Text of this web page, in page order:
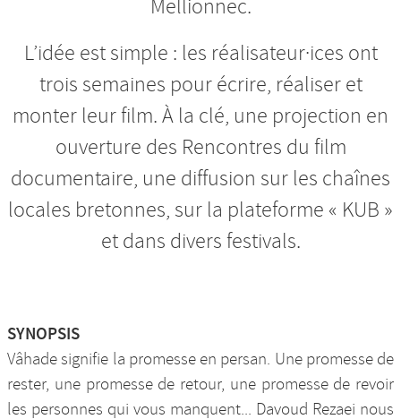
Mellionnec.
L’idée est simple : les réalisateur·ices ont
trois semaines pour écrire, réaliser et
monter leur film. À la clé, une projection en
ouverture des Rencontres du film
documentaire, une diffusion sur les chaînes
locales bretonnes, sur la plateforme « KUB »
et dans divers festivals.
SYNOPSIS
Vâhade signifie la promesse en persan. Une promesse de
rester, une promesse de retour, une promesse de revoir
les personnes qui vous manquent... Davoud Rezaei nous